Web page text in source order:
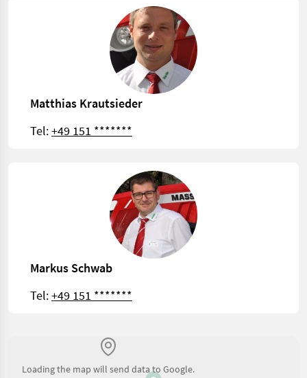
Matthias Krautsieder
Tel:+49 151 *******
Markus Schwab
Tel:+49 151 *******
Loading the map will send data to Google.